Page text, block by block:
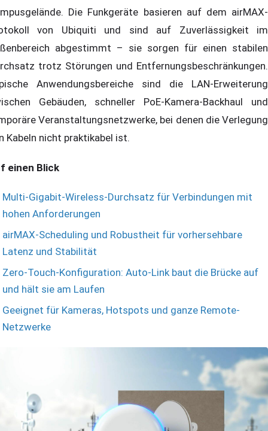
Die Funkgeräte basieren auf dem airMAX-
von Ubiquiti und sind auf Zuverlässigkeit im
abgestimmt – sie sorgen für einen stabilen
trotz Störungen und Entfernungsbeschränkungen.
Anwendungsbereiche sind die LAN-Erweiterung
Gebäuden, schneller PoE-Kamera-Backhaul und
Veranstaltungsnetzwerke, bei denen die Verlegung
Kabeln nicht praktikabel ist.
einen Blick
Multi-Gigabit-Wireless-Durchsatz für Verbindungen mit
hohen Anforderungen
airMAX-Scheduling und Robustheit für vorhersehbare
Latenz und Stabilität
Zero-Touch-Konfiguration: Auto-Link baut die Brücke auf
und hält sie am Laufen
Geeignet für Kameras, Hotspots und ganze Remote-
Netzwerke